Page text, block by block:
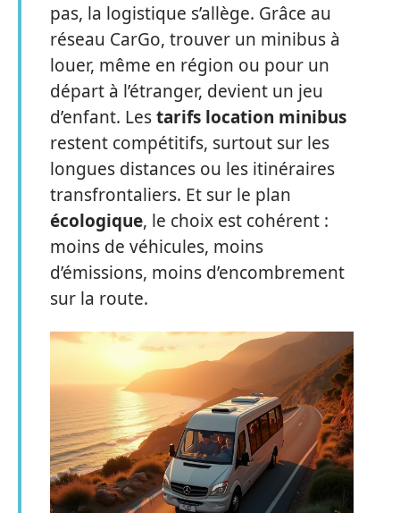
pas, la logistique s’allège. Grâce au
réseau CarGo, trouver un minibus à
louer, même en région ou pour un
départ à l’étranger, devient un jeu
d’enfant. Lestarifs location minibus
restent compétitifs, surtout sur les
longues distances ou les itinéraires
transfrontaliers. Et sur le plan
écologique, le choix est cohérent :
moins de véhicules, moins
d’émissions, moins d’encombrement
sur la route.